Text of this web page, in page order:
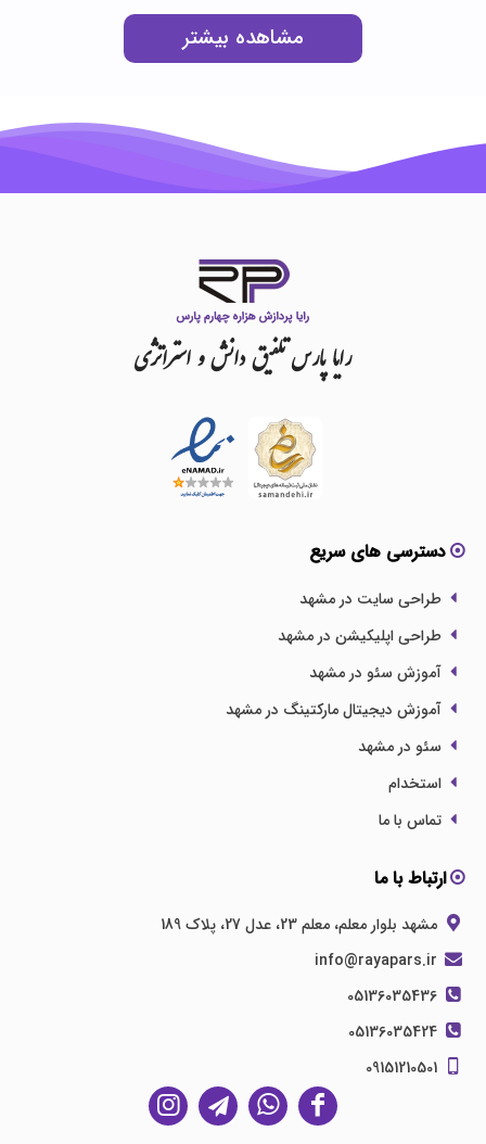
مشاهده بیشتر
رایاپارستلفیقدانشواستراتژی
دسترسی های سریع
طراحی سایت در مشهد
طراحی اپلیکیشن در مشهد
آموزش سئو در مشهد
آموزش دیجیتال مارکتینگ در مشهد
سئو در مشهد
استخدام
تماس با ما
ارتباط با ما
مشهد بلوار معلم، معلم 23، عدل 27، پلاک 189
05136035436
05136035424
09151210501